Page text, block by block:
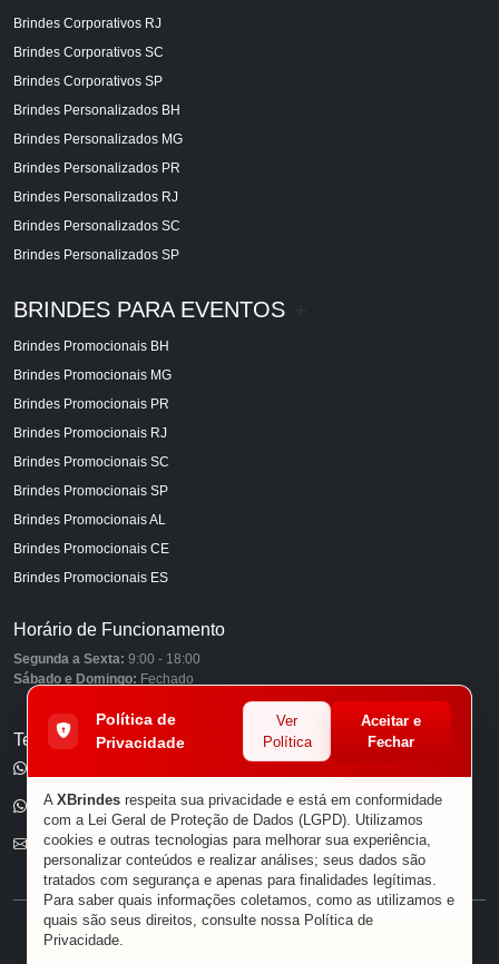
Brindes Corporativos RJ
Brindes Corporativos SC
Brindes Corporativos SP
Brindes Personalizados BH
Brindes Personalizados MG
Brindes Personalizados PR
Brindes Personalizados RJ
Brindes Personalizados SC
Brindes Personalizados SP
BRINDES PARA EVENTOS
Brindes Promocionais BH
Brindes Promocionais MG
Brindes Promocionais PR
Brindes Promocionais RJ
Brindes Promocionais SC
Brindes Promocionais SP
Brindes Promocionais AL
Brindes Promocionais CE
Brindes Promocionais ES
Horário de Funcionamento
Segunda a Sexta: 9:00 - 18:00
Sábado e Domingo: Fechado
Telefones
(11) 96585-7462
E-mail
® XBRINDES
Política de
Privacidade
Ver
Política
Aceitar e
Fechar
A XBrindes respeita sua privacidade e está em conformidade
com a Lei Geral de Proteção de Dados (LGPD). Utilizamos
cookies e outras tecnologias para melhorar sua experiência,
personalizar conteúdos e realizar análises; seus dados são
tratados com segurança e apenas para finalidades legítimas.
Para saber quais informações coletamos, como as utilizamos e
quais são seus direitos, consulte nossa Política de
Privacidade.